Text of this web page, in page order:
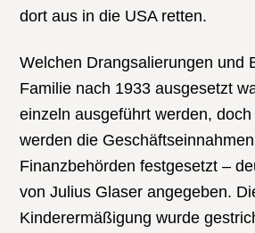
dort aus in die USA retten.
Welchen Drangsalierungen und
Familie nach 1933 ausgesetzt
einzeln ausgeführt werden,
werden die
Finanzbehörden festgesetzt –
von Julius Glaser angegeben.
Kinderermäßigung wurde